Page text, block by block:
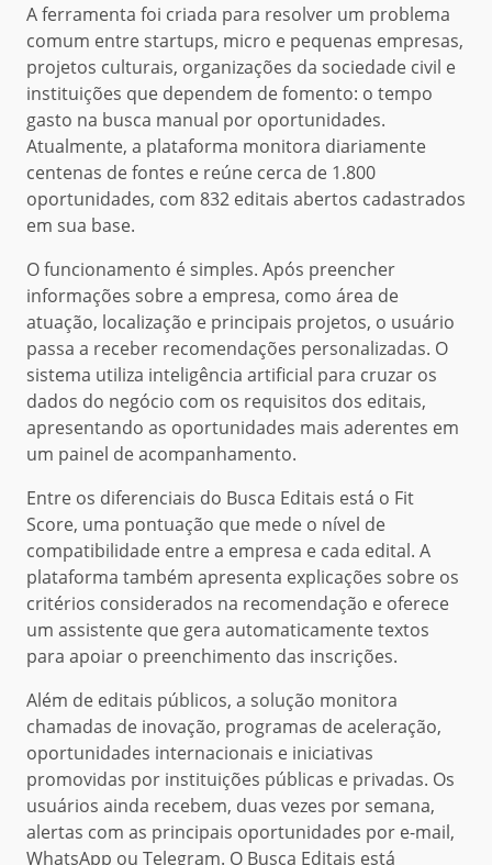
A ferramenta foi criada para resolver um problema
comum entre startups, micro e pequenas empresas,
projetos culturais, organizações da sociedade civil e
instituições que dependem de fomento: o tempo
gasto na busca manual por oportunidades.
Atualmente, a plataforma monitora diariamente
centenas de fontes e reúne cerca de 1.800
oportunidades, com 832 editais abertos cadastrados
em sua base.
O funcionamento é simples. Após preencher
informações sobre a empresa, como área de
atuação, localização e principais projetos, o usuário
passa a receber recomendações personalizadas. O
sistema utiliza inteligência artificial para cruzar os
dados do negócio com os requisitos dos editais,
apresentando as oportunidades mais aderentes em
um painel de acompanhamento.
Entre os diferenciais do Busca Editais está o Fit
Score, uma pontuação que mede o nível de
compatibilidade entre a empresa e cada edital. A
plataforma também apresenta explicações sobre os
critérios considerados na recomendação e oferece
um assistente que gera automaticamente textos
para apoiar o preenchimento das inscrições.
Além de editais públicos, a solução monitora
chamadas de inovação, programas de aceleração,
oportunidades internacionais e iniciativas
promovidas por instituições públicas e privadas. Os
usuários ainda recebem, duas vezes por semana,
alertas com as principais oportunidades por e-mail,
WhatsApp ou Telegram. O Busca Editais está